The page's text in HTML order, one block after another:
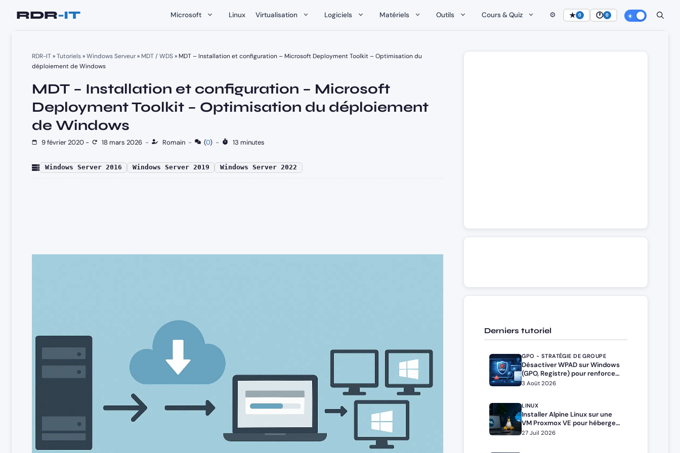
Microsoft Linux Virtualisation Logiciels Matériels Outils Cours & Quiz ⚙️ ★ 0 🕐 0
RDR-IT»Tutoriels»Windows Serveur» MDT / WDS» MDT – Installation et configuration – Microsoft Deployment Toolkit – Optimisation du
déploiement de Windows
MDT – Installation et configuration – Microsoft
Deployment Toolkit – Optimisation du déploiement
de Windows
9 février 2020 - 18 mars 2026 - Romain - (0) - 13 minutes
Windows Server 2016 Windows Server 2019 Windows Server 2022
Derniers tutoriel
GPO - STRATÉGIE DE GROUPE
Désactiver WPAD sur Windows
(GPO, Registre) pour renforcer
la sécurité
3 Août 2026
LINUX
Installer Alpine Linux sur une
VM Proxmox VE pour héberger
Docker et Docker Compose
27 Juil 2026